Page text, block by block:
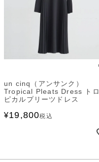
un cinq（アンサンク）
Tropical Pleats Dress トロ
ピカルプリーツドレス
¥19,800税込